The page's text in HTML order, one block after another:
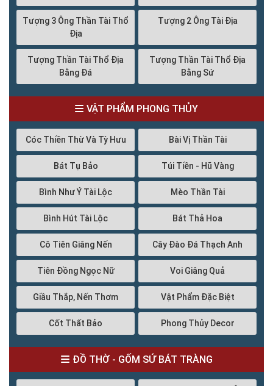
Tượng 3 Ông Thần Tài Thổ
Địa
Tượng 2 Ông Tài Địa
Tượng Thần Tài Thổ Địa
Bằng Đá
Tượng Thần Tài Thổ Địa
Bằng Sứ
VẬT PHẨM PHONG THỦY
Cóc Thiền Thừ Và Tỳ Hưu Bài Vị Thần Tài
Bát Tụ Bảo Túi Tiền - Hũ Vàng
Bình Như Ý Tài Lộc Mèo Thần Tài
Bình Hút Tài Lộc Bát Thả Hoa
Cô Tiên Giâng Nến Cây Đào Đá Thạch Anh
Tiên Đồng Ngọc Nữ Voi Giâng Quả
Giầu Thắp, Nến Thơm Vật Phẩm Đặc Biệt
Cốt Thất Bảo Phong Thủy Decor
ĐỒ THỜ - GỐM SỨ BÁT TRÀNG